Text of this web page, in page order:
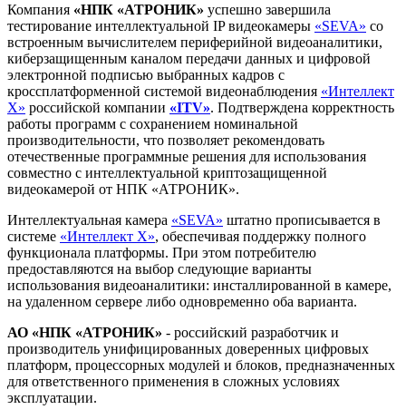
Компания «НПК «АТРОНИК» успешно завершила
тестирование интеллектуальной IP видеокамеры «SEVA» со
встроенным вычислителем периферийной видеоаналитики,
киберзащищенным каналом передачи данных и цифровой
электронной подписью выбранных кадров с
кроссплатформенной системой видеонаблюдения «Интеллект
Х» российской компании «ITV». Подтверждена корректность
работы программ с сохранением номинальной
производительности, что позволяет рекомендовать
отечественные программные решения для использования
совместно с интеллектуальной криптозащищенной
видеокамерой от НПК «АТРОНИК».
Интеллектуальная камера «SEVA» штатно прописывается в
системе «Интеллект Х», обеспечивая поддержку полного
функционала платформы. При этом потребителю
предоставляются на выбор следующие варианты
использования видеоаналитики: инсталлированной в камере,
на удаленном сервере либо одновременно оба варианта.
АО «НПК «АТРОНИК» - российский разработчик и
производитель унифицированных доверенных цифровых
платформ, процессорных модулей и блоков, предназначенных
для ответственного применения в сложных условиях
эксплуатации.